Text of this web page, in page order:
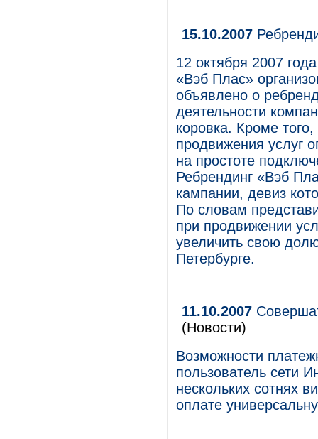
15.10.2007
12 октября 2007
«Вэб Плас»
объявлено о
деятельности
коровка. Кроме
продвижения услуг
на простоте
Ребрендинг «Вэб
кампании, девиз
По словам
при продвижении
увеличить свою
Петербурге.
11.10.2007
(Новости)
Возможности
пользователь сети
нескольких сотнях
оплате